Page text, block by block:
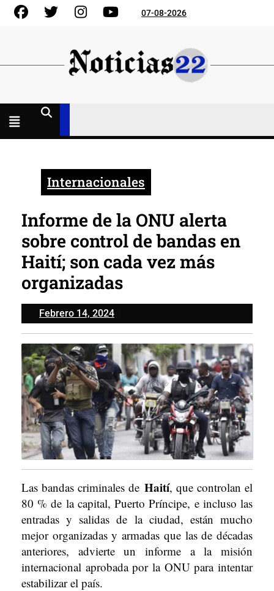
Skip
FacebookGorjeo InstagramYouTube07-08-2026
Internacionales
Informe de la ONU alerta
sobre control de bandas en
Haití; son cada vez más
organizadas
Febrero 14, 2024Febrero
14,
2024
Las bandas criminales de Haití, que controlan el
80 % de la capital, Puerto Príncipe, e incluso las
entradas y salidas de la ciudad, están mucho
mejor organizadas y armadas que las de décadas
anteriores, advierte un informe a la misión
internacional aprobada por la ONU para intentar
estabilizar el país.